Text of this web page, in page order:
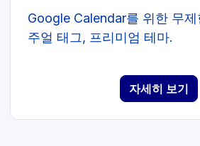
Google Calendar를 위한 무제
주얼 태그, 프리미엄 테마.
자세히 보기